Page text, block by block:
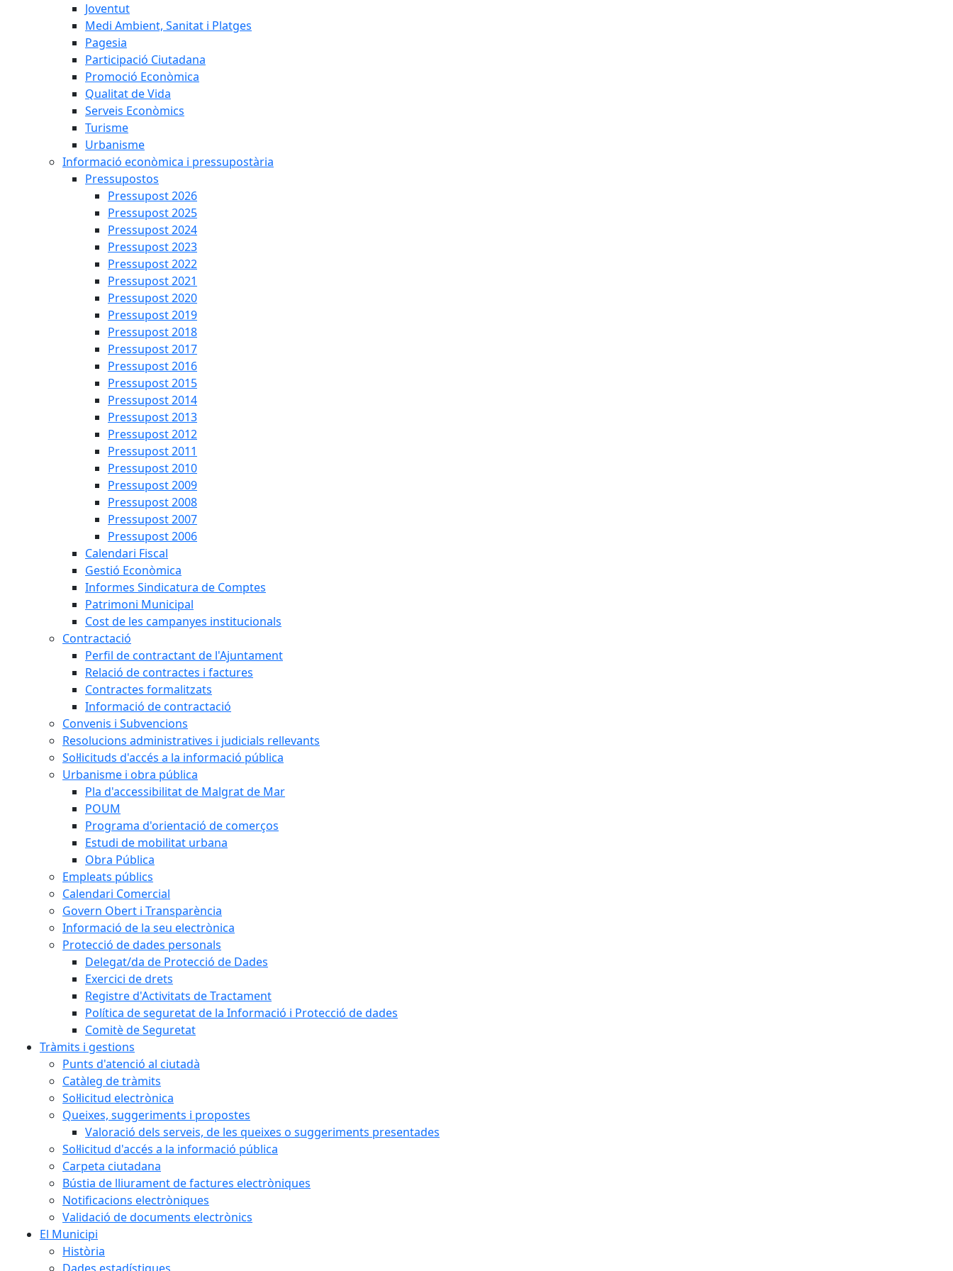
Joventut
Medi Ambient, Sanitat i Platges
Pagesia
Participació Ciutadana
Promoció Econòmica
Qualitat de Vida
Serveis Econòmics
Turisme
Urbanisme
Informació econòmica i pressupostària
Pressupostos
Pressupost 2026
Pressupost 2025
Pressupost 2024
Pressupost 2023
Pressupost 2022
Pressupost 2021
Pressupost 2020
Pressupost 2019
Pressupost 2018
Pressupost 2017
Pressupost 2016
Pressupost 2015
Pressupost 2014
Pressupost 2013
Pressupost 2012
Pressupost 2011
Pressupost 2010
Pressupost 2009
Pressupost 2008
Pressupost 2007
Pressupost 2006
Calendari Fiscal
Gestió Econòmica
Informes Sindicatura de Comptes
Patrimoni Municipal
Cost de les campanyes institucionals
Contractació
Perfil de contractant de l'Ajuntament
Relació de contractes i factures
Contractes formalitzats
Informació de contractació
Convenis i Subvencions
Resolucions administratives i judicials rellevants
Sol·licituds d'accés a la informació pública
Urbanisme i obra pública
Pla d'accessibilitat de Malgrat de Mar
POUM
Programa d'orientació de comerços
Estudi de mobilitat urbana
Obra Pública
Empleats públics
Calendari Comercial
Govern Obert i Transparència
Informació de la seu electrònica
Protecció de dades personals
Delegat/da de Protecció de Dades
Exercici de drets
Registre d'Activitats de Tractament
Política de seguretat de la Informació i Protecció de dades
Comitè de Seguretat
Tràmits i gestions
Punts d'atenció al ciutadà
Catàleg de tràmits
Sol·licitud electrònica
Queixes, suggeriments i propostes
Valoració dels serveis, de les queixes o suggeriments presentades
Sol·licitud d'accés a la informació pública
Carpeta ciutadana
Bústia de lliurament de factures electròniques
Notificacions electròniques
Validació de documents electrònics
El Municipi
Història